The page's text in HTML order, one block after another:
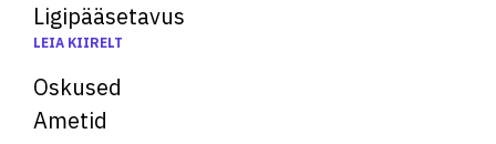
Ligipääsetavus
LEIA KIIRELT
Oskused
Ametid